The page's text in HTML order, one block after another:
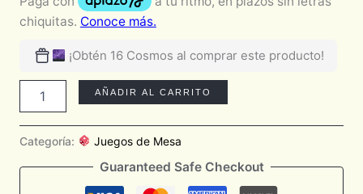
¡Obtén 16 Cosmos al comprar este producto!
AÑADIR AL CARRITO
Categoría: Juegos de Mesa
Guaranteed Safe Checkout